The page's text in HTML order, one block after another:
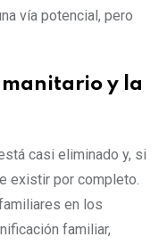
vía potencial, pero
y la
casi eliminado y, si
existir por completo.
en los
familiar,